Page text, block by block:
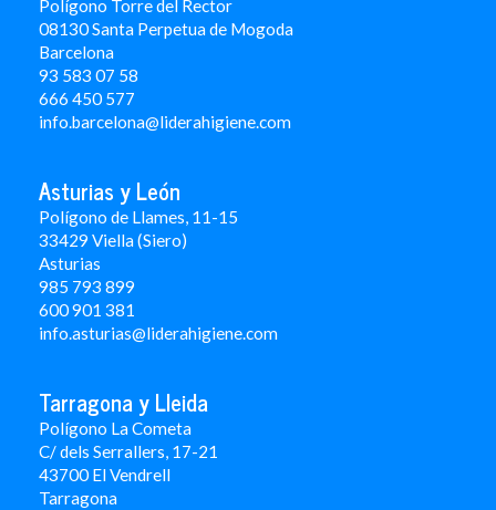
Polígono Torre del Rector
08130 Santa Perpetua de Mogoda
Barcelona
93 583 07 58
666 450 577
info.barcelona@liderahigiene.com
Asturias y León
Polígono de Llames, 11-15
33429 Viella (Siero)
Asturias
985 793 899
600 901 381
info.asturias@liderahigiene.com
Tarragona y Lleida
Polígono La Cometa
C/ dels Serrallers, 17-21
43700 El Vendrell
Tarragona